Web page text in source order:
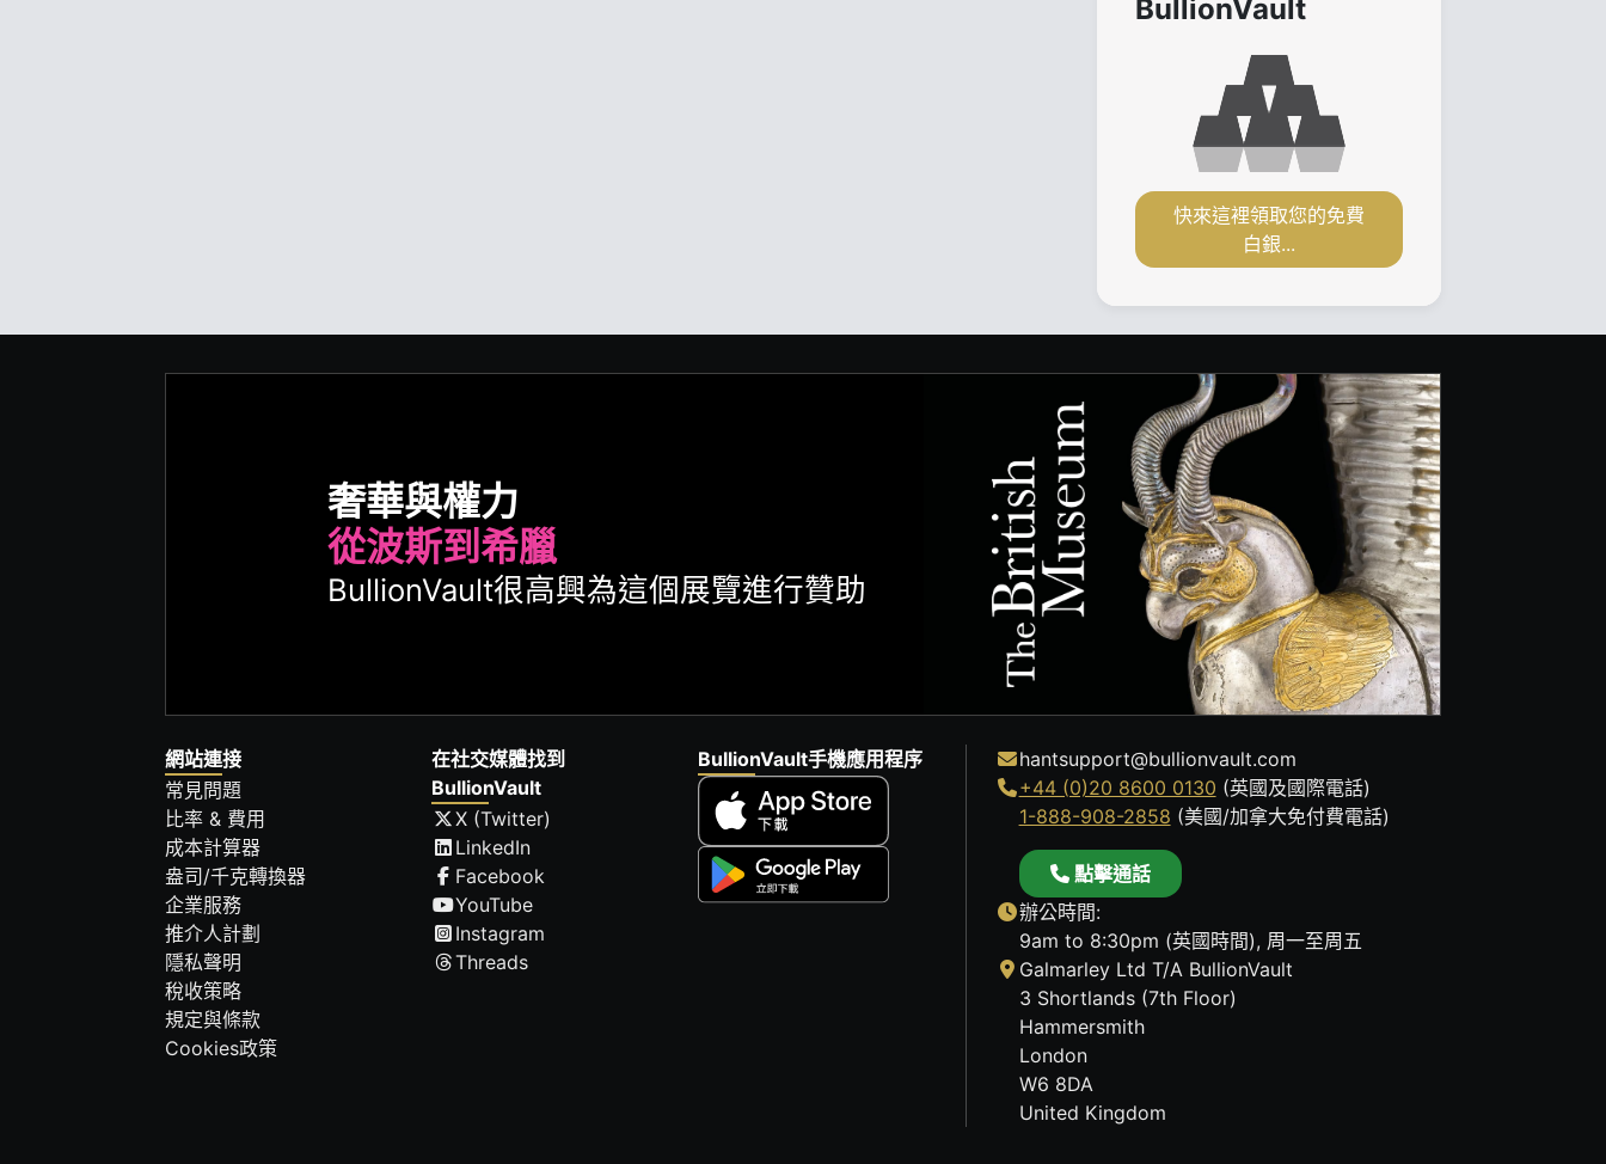
BullionVault
快來這裡領取您的免費
白銀...
奢華與權力
從波斯到希臘
BullionVault很高興為這個展覽進行贊助
網站連接
常見問題
比率 & 費用
成本計算器
盎司/千克轉換器
企業服務
推介人計劃
隱私聲明
稅收策略
規定與條款
Cookies政策
在社交媒體找到
BullionVault
X (Twitter)
LinkedIn
Facebook
YouTube
Instagram
Threads
BullionVault手機應用程序
hantsupport@bullionvault.com
+44 (0)20 8600 0130 (英國及國際電話)
1-888-908-2858 (美國/加拿大免付費電話)
點擊通話
辦公時間:
9am to 8:30pm (英國時間), 周一至周五
Galmarley Ltd T/A BullionVault
3 Shortlands (7th Floor)
Hammersmith
London
W6 8DA
United Kingdom